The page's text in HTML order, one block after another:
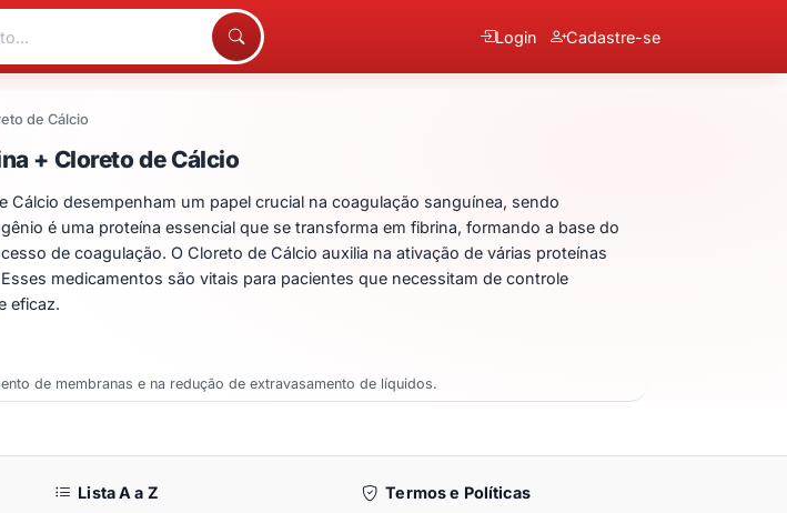
Login Cadastre-se
de Cálcio
+ Trombina + Cloreto de
+ Cloreto de Cálcio
desempenham um papel crucial na coagulação sanguínea, sendo
é uma proteína essencial que se transforma em fibrina, formando a base do
de coagulação. O Cloreto de Cálcio auxilia na ativação de várias proteínas
medicamentos são vitais para pacientes que necessitam de controle
eficaz.
de membranas e na redução de extravasamento de líquidos.
Lista A a Z
Termos e Políticas